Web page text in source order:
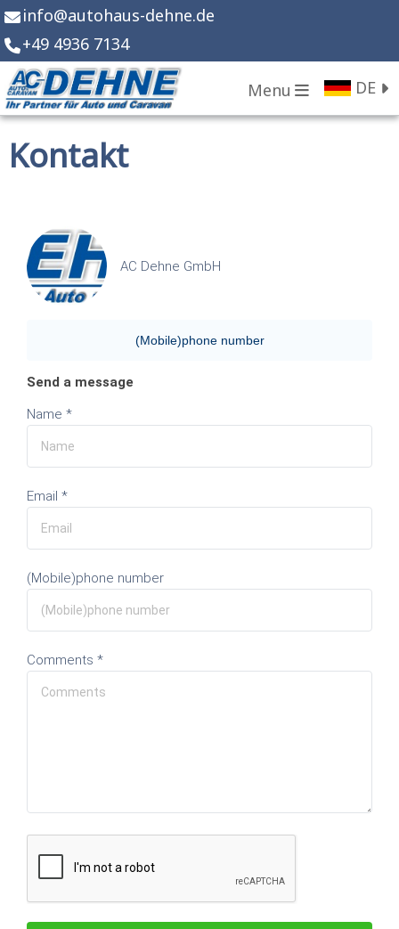
Menu
info@autohaus-dehne.de
+49 4936 7134
DE
Kontakt